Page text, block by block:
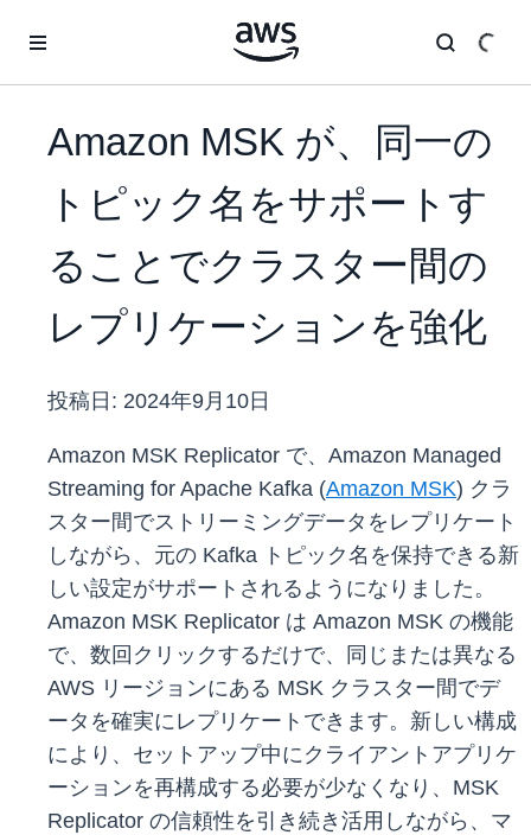
Amazon MSK が、同一の
トピック名をサポートす
ることでクラスター間の
レプリケーションを強化
投稿日: 2024年9月10日
Amazon MSK Replicator で、Amazon Managed
Streaming for Apache Kafka (Amazon MSK) クラ
スター間でストリーミングデータをレプリケート
しながら、元の Kafka トピック名を保持できる新
しい設定がサポートされるようになりました。
Amazon MSK Replicator は Amazon MSK の機能
で、数回クリックするだけで、同じまたは異なる
AWS リージョンにある MSK クラスター間でデ
ータを確実にレプリケートできます。新しい構成
により、セットアップ中にクライアントアプリケ
ーションを再構成する必要が少なくなり、MSK
Replicator の信頼性を引き続き活用しながら、マ